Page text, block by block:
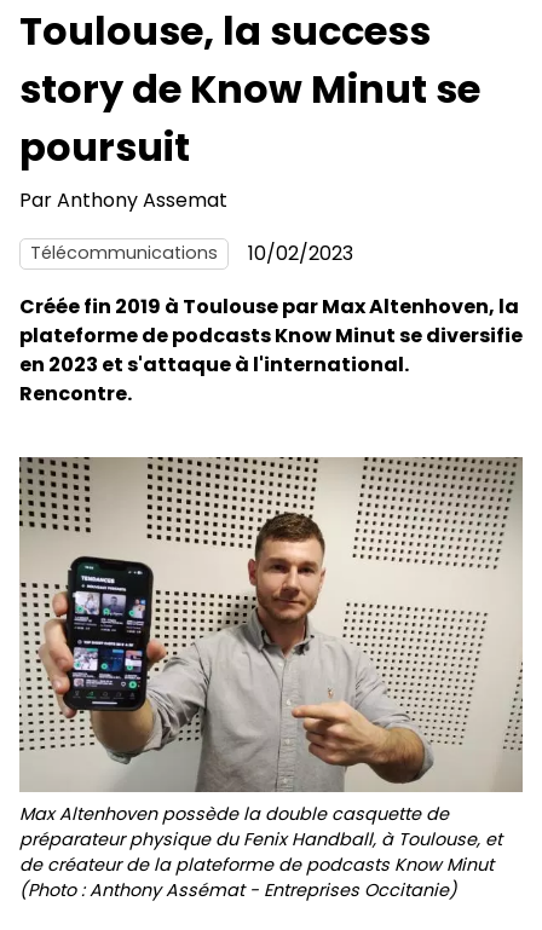
Toulouse, la success
story de Know Minut se
poursuit
ParAnthony Assemat
Télécommunications
10/02/2023
Créée fin 2019 à Toulouse par Max Altenhoven, la
plateforme de podcasts Know Minut se diversifie
en 2023 et s'attaque à l'international.
Rencontre.
Max Altenhoven possède la double casquette de
préparateur physique du Fenix Handball, à Toulouse, et
de créateur de la plateforme de podcasts Know Minut
(Photo : Anthony Assémat - Entreprises Occitanie)